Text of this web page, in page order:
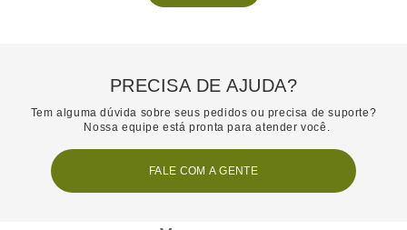
PRECISA DE AJUDA?
Tem alguma dúvida sobre seus pedidos ou precisa de suporte?
Nossa equipe está pronta para atender você.
FALE COM A GENTE